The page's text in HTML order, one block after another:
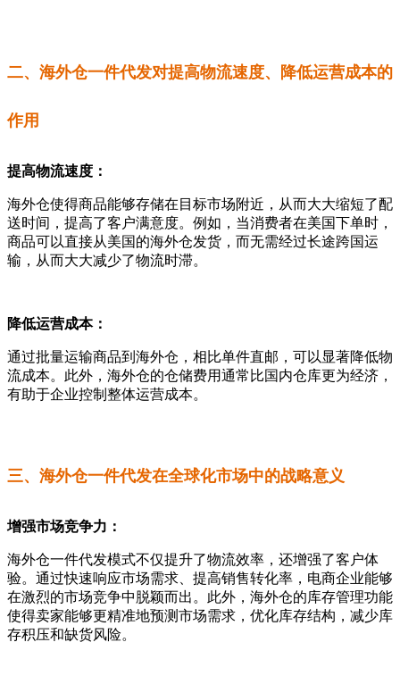
二、海外仓一件代发对提高物流速度、降低运营成本的
作用
提高物流速度：
海外仓使得商品能够存储在目标市场附近，从而大大缩短了配
送时间，提高了客户满意度。例如，当消费者在美国下单时，
商品可以直接从美国的海外仓发货，而无需经过长途跨国运
输，从而大大减少了物流时滞。
降低运营成本：
通过批量运输商品到海外仓，相比单件直邮，可以显著降低物
流成本。此外，海外仓的仓储费用通常比国内仓库更为经济，
有助于企业控制整体运营成本。
三、海外仓一件代发在全球化市场中的战略意义
增强市场竞争力：
海外仓一件代发模式不仅提升了物流效率，还增强了客户体
验。通过快速响应市场需求、提高销售转化率，电商企业能够
在激烈的市场竞争中脱颖而出。此外，海外仓的库存管理功能
使得卖家能够更精准地预测市场需求，优化库存结构，减少库
存积压和缺货风险。